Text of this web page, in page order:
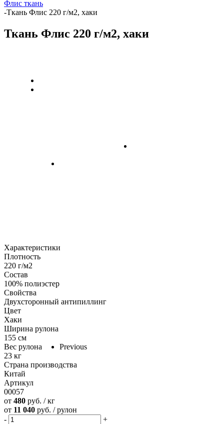
Флис ткань
-Ткань Флис 220 г/м2, хаки
Ткань Флис 220 г/м2, хаки
Previous
Характеристики
Плотность
220 г/м2
Состав
100% полиэстер
Свойства
Двухсторонный антипиллинг
Цвет
Хаки
Ширина рулона
155 см
Вес рулона
23 кг
Страна производства
Китай
Артикул
00057
от 480 руб. / кг
от 11 040 руб. / рулон
-
+